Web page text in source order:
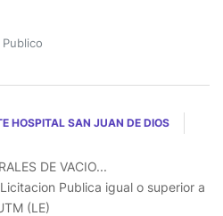
HOSPITAL SAN JUAN DE DIOS
DE VACIO...
Publica igual o superior a
(LE)